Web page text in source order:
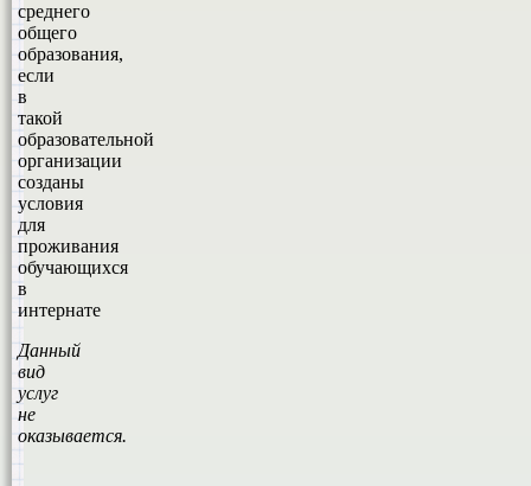
среднего
общего
образования,
если
в
такой
образовательной
организации
созданы
условия
для
проживания
обучающихся
в
интернате
Данный
вид
услуг
не
оказывается.